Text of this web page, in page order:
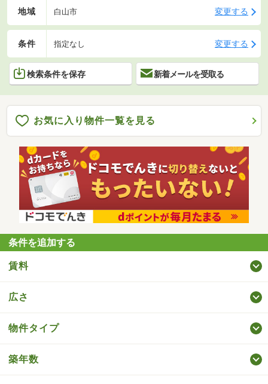
地域 白山市 変更する
条件 指定なし 変更する
検索条件を保存 新着メールを受取る
お気に入り物件一覧を見る
条件を追加する
賃料
広さ
物件タイプ
築年数